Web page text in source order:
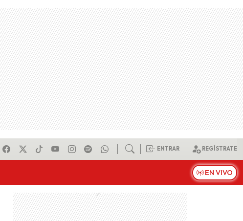
ENTRAR REGÍSTRATE
EN VIVO